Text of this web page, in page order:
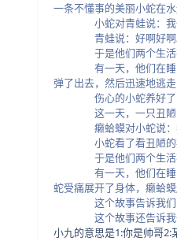
一条不懂事的美丽小蛇在
小蛇对青蛙说：我们
青蛙说：好啊好啊
于是他们两个生活在
有一天，他们在睡觉的
弹了出去，然后迅速地逃走
伤心的小蛇养好了身上
这一天，一只丑陋的癞
癞蛤蟆对小蛇说：我
小蛇看了看丑陋的癞蛤
于是他们两个生活在
有一天，他们在睡觉的
蛇受痛展开了身体，癞蛤
这个故事告诉我们：别
这个故事还告诉我们：
小九的意思是1:你是帅哥2: